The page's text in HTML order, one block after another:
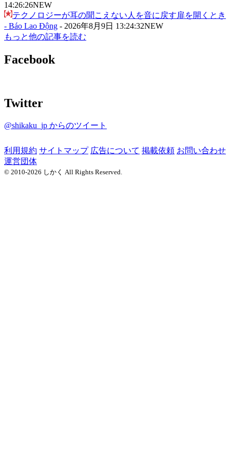
14:26:26NEW
テクノロジーが耳の聞こえない人を音に戻す扉を開くとき
- Báo Lao Động - 2026年8月9日 13:24:32NEW
もっと他の記事を読む
Facebook
Twitter
@shikaku_jp からのツイート
利用規約 サイトマップ 広告について 掲載依頼 お問い合わせ
運営団体
© 2010-2026 しかく All Rights Reserved.